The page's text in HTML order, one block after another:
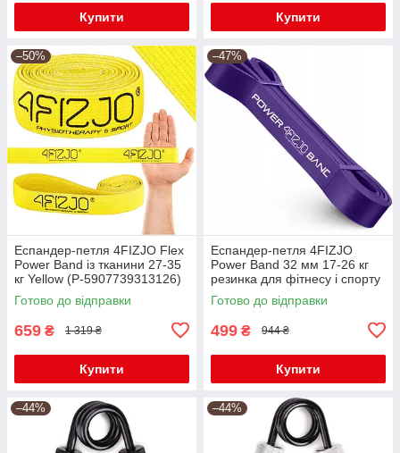
Купити Купити
–50%
Еспандер-петля 4FIZJO Flex
Power Band із тканини 27-35
кг Yellow (P-5907739313126)
Готово до відправки
659 ₴ 1 319 ₴
Купити
–47%
Еспандер-петля 4FIZJO
Power Band 32 мм 17-26 кг
резинка для фітнесу і спорту
Violet (P-5907222931073)
Готово до відправки
499 ₴ 944 ₴
Купити
–44% –44%